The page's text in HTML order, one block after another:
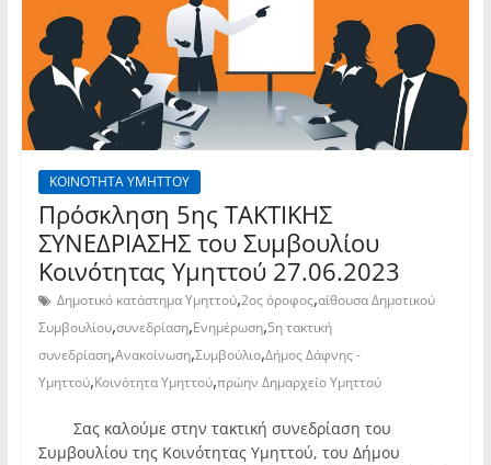
ΚΟΙΝΟΤΗΤΑ ΥΜΗΤΤΟΥ
Πρόσκληση 5ης TAKTIKHΣ
ΣΥΝΕΔΡΙΑΣΗΣ του Συμβουλίου
Κοινότητας Υμηττού 27.06.2023
Δημοτικό κατάστημα Υμηττού,2ος όροφος,αίθουσα Δημοτικού
Συμβουλίου,συνεδρίαση,Ενημέρωση,5η τακτική
συνεδρίαση,Ανακοίνωση,Συμβούλιο,Δήμος Δάφνης -
Υμηττού,Κοινότητα Υμηττού,πρώην Δημαρχείο Υμηττού
Σας καλούμε στην τακτική συνεδρίαση του
Συμβουλίου της Κοινότητας Υμηττού, του Δήμου